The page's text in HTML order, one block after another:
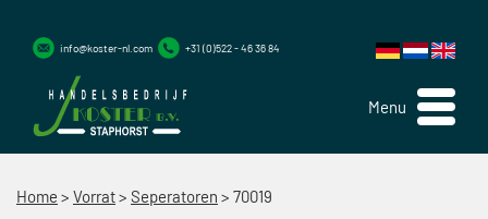
Menu
info@koster-nl.com +31 (0)522 - 46 36 84
Home > Vorrat> Seperatoren > 70019